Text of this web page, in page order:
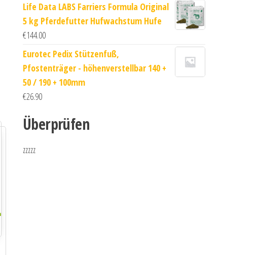
Life Data LABS Farriers Formula Original
5 kg Pferdefutter Hufwachstum Hufe
€144.00
Eurotec Pedix Stützenfuß,
Pfostenträger - höhenverstellbar 140 +
50 / 190 + 100mm
€26.90
Überprüfen
zzzzz